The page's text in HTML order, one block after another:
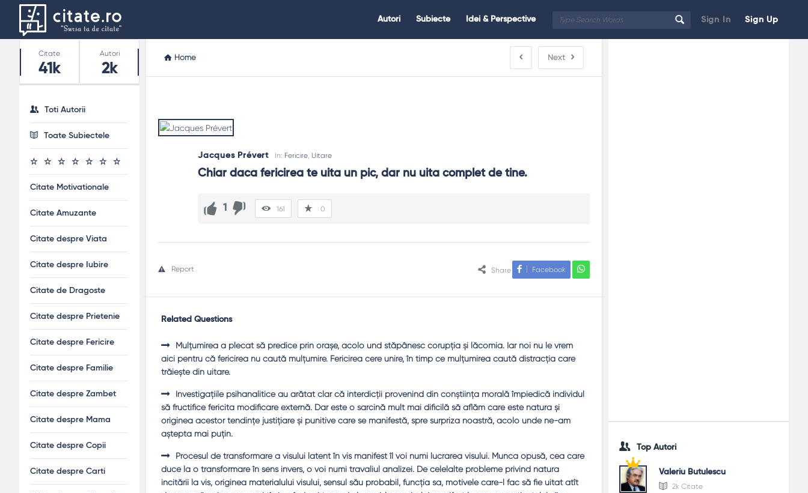
Sign In Sign Up
Citate.ro
Autori Subiecte Idei & Perspective
Home Next
Jacques Prévert In: Fericire Uitare
Chiar daca fericirea te uita un pic, dar nu uita complet de tine.
1 161 0
Share Facebook
Report
Related Questions
Mulţumirea a plecat să predice prin oraşe, acolo und stăpânesc corupţia şi lăcomia. Iar noi nu le vrem
aici pentru că fericirea nu caută mulţumire. Fericirea cere unire, în timp ce mulţumirea caută distracţia care
trăieşte din uitare.
Investigaţiile psihanalitice au arătat clar că interdicţii provenind din conştiinţa morală împiedică individul
să fructifice fericita modificare externă. Dar este o sarcină mult mai dificilă să aflăm care este natura şi
originea acestor tendinţe justiţiare şi punitive care se manifestă, spre surpriza noastră, acolo unde ne-am
aştepta mai puţin.
Procesul de transformare a visului latent în vis manifest îl voi numi lucrarea visului. Munca opusă, cea care
duce la o transformare în sens invers, o voi numi travaliul analizei. De celelalte probleme privind natura
incitării la vis, originea materialului visului, sensul său probabil, funcţia sa, motivele care-l fac să fie uitat atît
Top Autori
Valeriu Butulescu
2k Citate
Stats
Citate
41k
Autori
2k
Toti Autorii
Toate Subiectele
Citate Motivationale
Citate Amuzante
Citate despre Viata
Citate despre Iubire
Citate de Dragoste
Citate despre Prietenie
Citate despre Fericire
Citate despre Familie
Citate despre Zambet
Citate despre Mama
Citate despre Copii
Citate despre Carti